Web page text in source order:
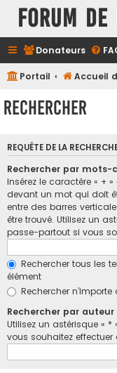
FORUM
Donateurs
Portail Accueil
Rechercher
REQUÊTE DE LA
Rechercher par mots-
Insérez le caractère « +
devant un mot qui doit
entre des barres
être trouvé. Utilisez un
passe-partout si vous
Rechercher tous les
élément
Rechercher
Rechercher par auteur
Utilisez un astérisque «
vous souhaitez effectuer